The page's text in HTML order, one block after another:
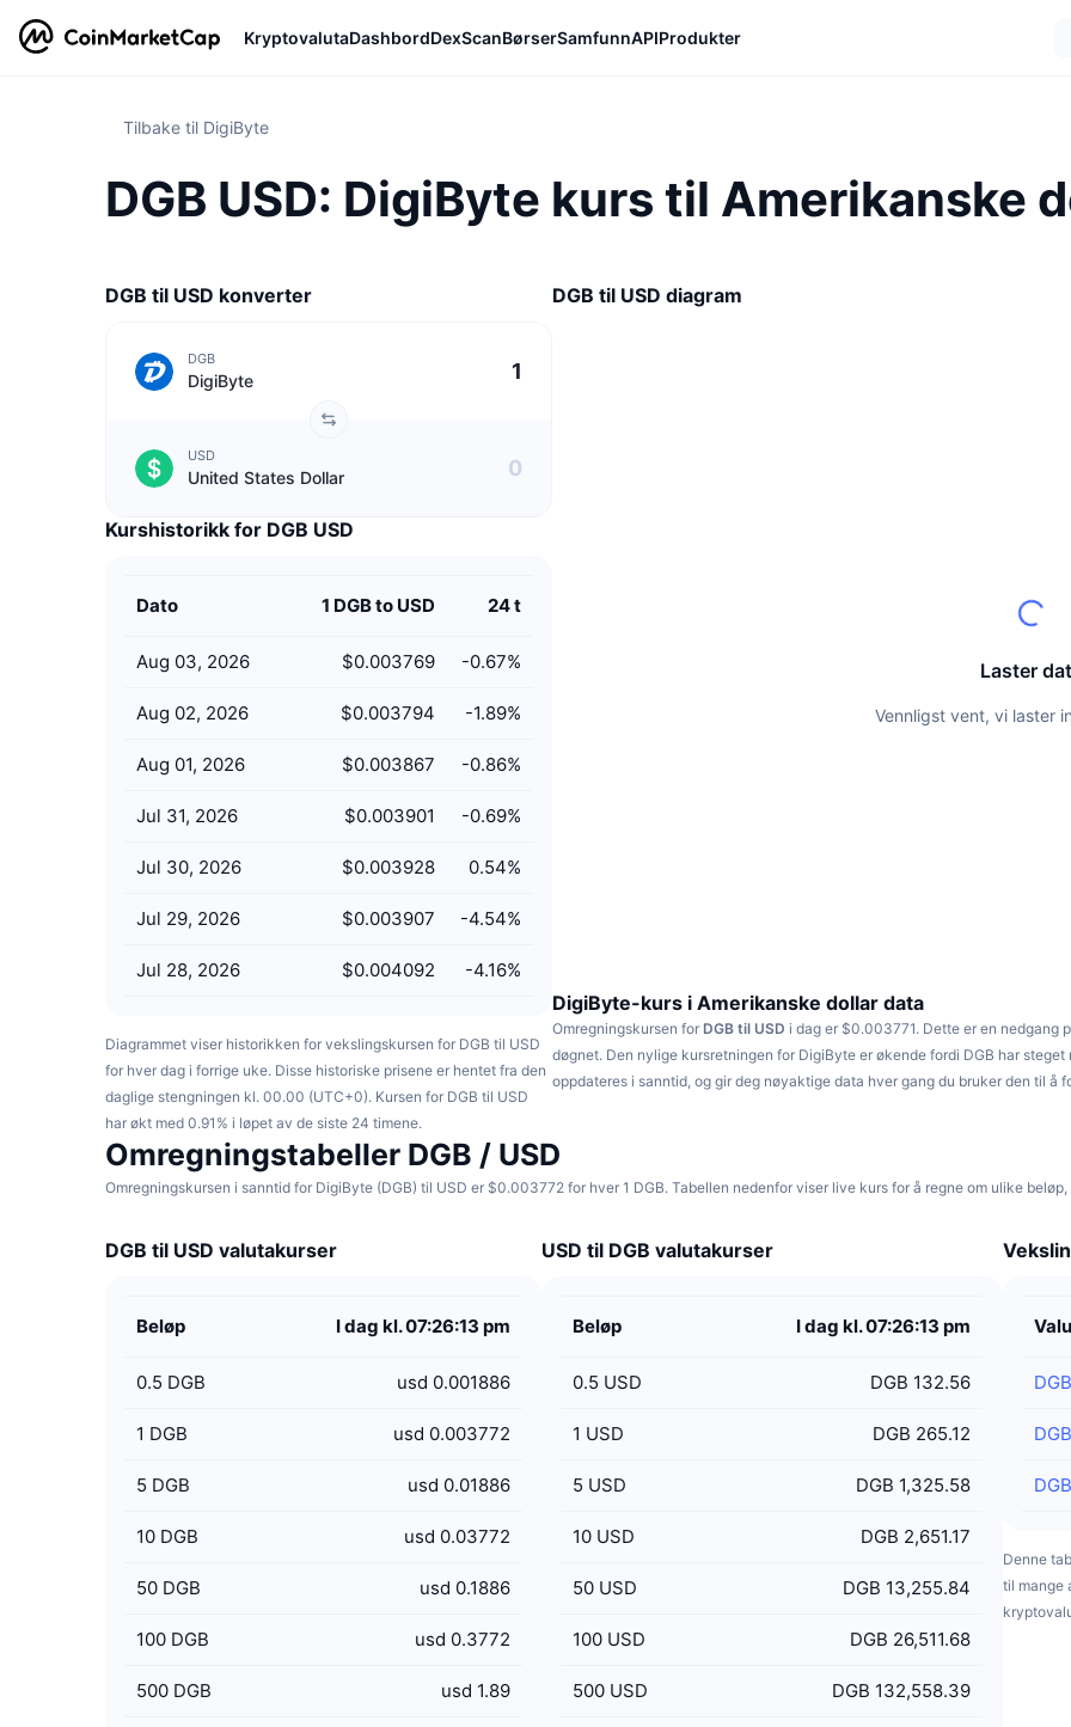
KryptovalutaDashbordDexScanBørserSamfunnAPIProdukter
Tilbake til DigiByte
DGB USD: DigiByte kurs til Amerikanske
DGB til USD konverter
DGB
DigiByte
USD
United States Dollar
Kurshistorikk for DGB USD
Dato 1 DGB to USD 24 t
Aug 03, 2026 $0.003769 -0.67%
Aug 02, 2026 $0.003794 -1.89%
Aug 01, 2026 $0.003867 -0.86%
Jul 31, 2026 $0.003901 -0.69%
Jul 30, 2026 $0.003928 0.54%
Jul 29, 2026 $0.003907 -4.54%
Jul 28, 2026 $0.004092 -4.16%
Diagrammet viser historikken for vekslingskursen for DGB til USD
for hver dag i forrige uke. Disse historiske prisene er hentet fra den
daglige stengningen kl. 00.00 (UTC+0). Kursen for DGB til USD
har økt med 0.91% i løpet av de siste 24 timene.
DGB til USD diagram
Laster
Vennligst vent, vi laster
DigiByte-kurs i Amerikanske dollar data
Omregningskursen for DGB til USD i dag er $0.003771. Dette er en nedgang
døgnet. Den nylige kursretningen for DigiByte er økende fordi DGB har steget
oppdateres i sanntid, og gir deg nøyaktige data hver gang du bruker den til å
Omregningstabeller DGB / USD
Omregningskursen i sanntid for DigiByte (DGB) til USD er $0.003772 for hver 1 DGB. Tabellen nedenfor viser live kurs for å regne om ulike
DGB til USD valutakurser
Beløp I dag kl. 07:26:13 pm
0.5 DGB usd 0.001886
1 DGB usd 0.003772
5 DGB usd 0.01886
10 DGB usd 0.03772
50 DGB usd 0.1886
100 DGB usd 0.3772
500 DGB usd 1.89
USD til DGB valutakurser
Beløp I dag kl. 07:26:13 pm
0.5 USD DGB 132.56
1 USD DGB 265.12
5 USD DGB 1,325.58
10 USD DGB 2,651.17
50 USD DGB 13,255.84
100 USD DGB 26,511.68
500 USD DGB 132,558.39
DGB
DGB
DGB
Denne
til mange